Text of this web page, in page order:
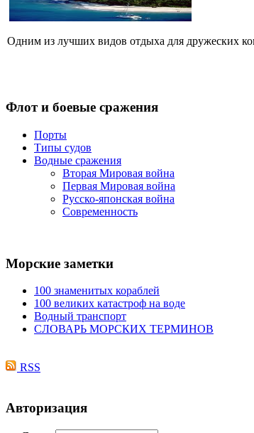
Одним из лучших видов отдыха для дружеских
Флоти боевые сражения
Порты
Типы судов
Водные сражения
Вторая Мировая война
Первая Мировая война
Русско-японская война
Современность
Морские заметки
100 знаменитых кораблей
100 великих катастроф на воде
Водный транспорт
СЛОВАРЬ МОРСКИХ ТЕРМИНОВ
RSS
Авторизация